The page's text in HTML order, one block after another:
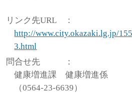
リンク先URL
：
http://www.city.okazaki.lg.jp/
3.html
問合せ先
：
健康増進課 健康増進係
（0564-23-6639）